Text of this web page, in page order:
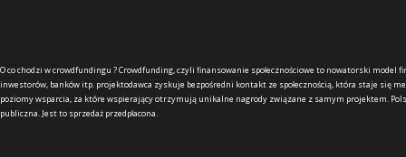
O co chodzi w crowdfundingu ?Crowdfunding, czyli finansowanie społecznościowe to nowatorski model
inwestorów, banków itp. projektodawca zyskuje bezpośredni kontakt ze społecznością, która staje się
poziomy wsparcia, za które wspierający otrzymują unikalne nagrody związane z samym projektem.
publiczna. Jest to sprzedaż przedpłacona.